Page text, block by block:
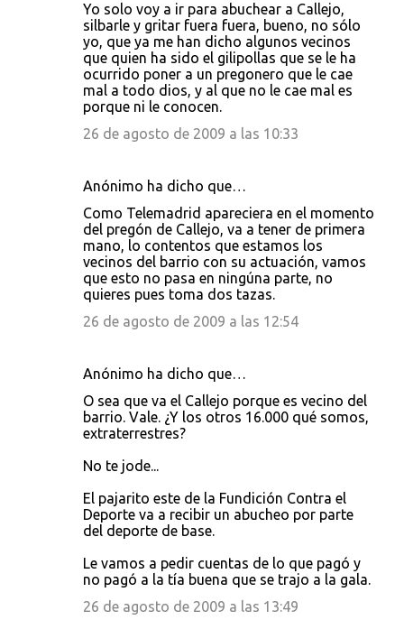
Yo solo voy a ir para abuchear a Callejo,
silbarle y gritar fuera fuera, bueno, no sólo
yo, que ya me han dicho algunos vecinos
que quien ha sido el gilipollas que se le ha
ocurrido poner a un pregonero que le cae
mal a todo dios, y al que no le cae mal es
porque ni le conocen.
26 de agosto de 2009 a las 10:33
Anónimo ha dicho que…
Como Telemadrid apareciera en el momento
del pregón de Callejo, va a tener de primera
mano, lo contentos que estamos los
vecinos del barrio con su actuación, vamos
que esto no pasa en ningúna parte, no
quieres pues toma dos tazas.
26 de agosto de 2009 a las 12:54
Anónimo ha dicho que…
O sea que va el Callejo porque es vecino del
barrio. Vale. ¿Y los otros 16.000 qué somos,
extraterrestres?
No te jode...
El pajarito este de la Fundición Contra el
Deporte va a recibir un abucheo por parte
del deporte de base.
Le vamos a pedir cuentas de lo que pagó y
no pagó a la tía buena que se trajo a la gala.
26 de agosto de 2009 a las 13:49